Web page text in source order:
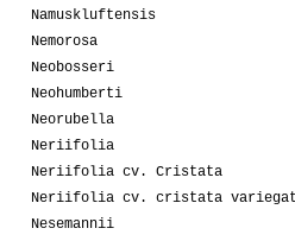
Namuskluftensis
Nemorosa
Neobosseri
Neohumberti
Neorubella
Neriifolia
Neriifolia cv. Cristata
Neriifolia cv. cristata
Nesemannii